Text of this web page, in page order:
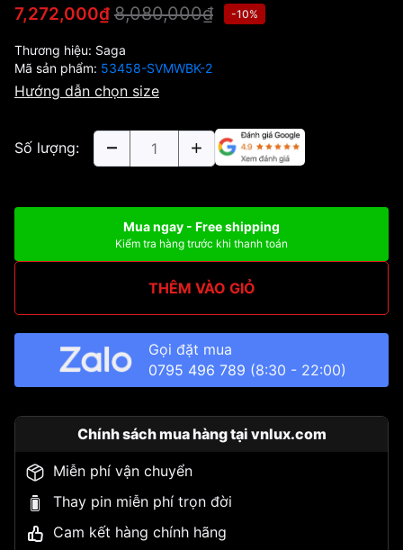
7,272,000₫ 8,080,000₫ -10%
Thương hiệu: Saga
Mã sản phẩm: 53458-SVMWBK-2
Hướng dẫn chọn size
Số lượng:
Mua ngay - Free shipping
Kiểm tra hàng trước khi thanh toán
THÊM VÀO GIỎ
Gọi đặt mua
0795 496 789 (8:30 - 22:00)
Chính sách mua hàng tại vnlux.com
Miễn phí vận chuyển
Thay pin miễn phí trọn đời
Cam kết hàng chính hãng